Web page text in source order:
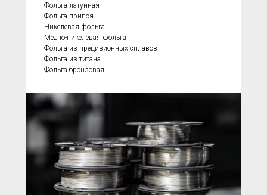
Фольга латунная
Фольга припоя
Никелевая фольга
Медно-никелевая фольга
Фольга из прецизионных сплавов
Фольга из титана
Фольга бронзовая